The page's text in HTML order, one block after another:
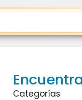
Categorías